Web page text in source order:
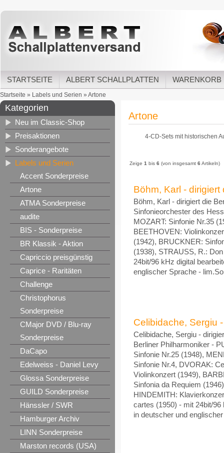
STARTSEITE ALBERT SCHALLPLATTEN WARENKORB
Startseite » Labels und Serien » Artone
Kategorien
Neu im Classic-Shop
Preisaktionen
Sonderangebote
Labels und Serien
Accent Sonderpreise
Artone
ATMA Sonderpreise
audite
BIS - Sonderpreise
BR Klassik - Aktion
Capriccio preisgünstig
Caprice - Raritäten
Challenge
Christophorus
Sonderpreise
CMajor DVD / Blu-ray
Sonderpreise
DaCapo
Edelweiss - Daniel Levy
Glossa Sonderpreise
GUILD Sonderpreise
Hänssler / SWR
Hamburger Archiv
LINN Sonderpreise
Marston records (USA)
Artone
4-CD-Sets mit historischen
Zeige 1 bis 6 (von insgesamt 6 Artikeln)
Böhm, Karl -
Böhm, Karl - dirigiert die
Sinfonieorchester des
MOZART: Sinfonie Nr.35
BEETHOVEN:
(1942), BRUCKNER:
(1938), STRAUSS, R.:
24bit/96 kHz digital
englischer Sprache -
Celibidache, Sergiu
Celibidache, Sergiu -
Berliner Philharmoniker -
Sinfonie Nr.25 (1948),
Sinfonie Nr.4, DVORAK:
Violinkonzert (1949),
Sinfonia da Requiem
HINDEMITH:
cartes (1950) - mit 24bit/96
in deutscher und